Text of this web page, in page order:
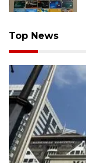
Top News